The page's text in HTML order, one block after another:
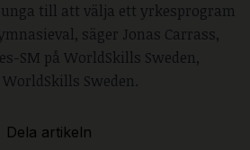
till att välja ett yrkesprogram
säger Jonas Carrass,
SM på WorldSkills Sweden,
Sweden.
Dela artikeln